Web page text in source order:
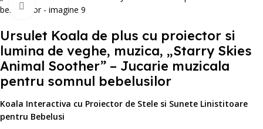
Mărește poza
Ursulet Koala de plus cu proiector si
lumina de veghe, muzica, „Starry Skies
Animal Soother” – Jucarie muzicala
pentru somnul bebelusilor
Koala Interactiva cu Proiector de Stele si Sunete Linistitoare
pentru Bebelusi